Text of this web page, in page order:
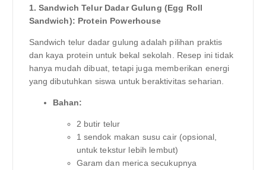
1. Sandwich Telur Dadar Gulung (Egg Roll
Sandwich): Protein Powerhouse
Sandwich telur dadar gulung adalah pilihan praktis
dan kaya protein untuk bekal sekolah. Resep ini tidak
hanya mudah dibuat, tetapi juga memberikan energi
yang dibutuhkan siswa untuk beraktivitas seharian.
Bahan:
2 butir telur
1 sendok makan susu cair (opsional,
untuk tekstur lebih lembut)
Garam dan merica secukupnya